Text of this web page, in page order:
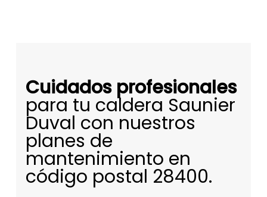
Cuidados profesionales
para tu caldera Saunier
Duval con nuestros
planes de
mantenimiento en
código postal 28400.